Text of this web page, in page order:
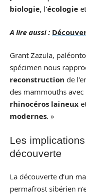
biologie, l’écologie
A lire aussi :
Grant Zazula,
spécimen nous
reconstruction de
des mammouths avec
rhinocéros laineux
modernes. »
Les
découverte
La découverte d’un
permafrost sibérien